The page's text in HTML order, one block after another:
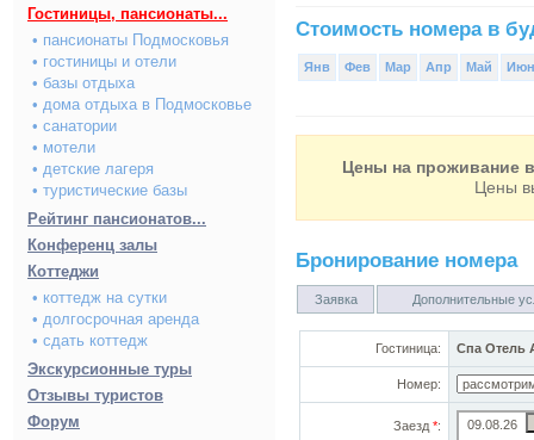
Гостиницы, пансионаты...
• пансионаты Подмосковья
• гостиницы и отели
• базы отдыха
• дома отдыха в Подмосковье
• санатории
• мотели
• детские лагеря
• туристические базы
Рейтинг пансионатов...
Конференц залы
Коттеджи
• коттедж на сутки
• долгосрочная аренда
• сдать коттедж
Экскурсионные туры
Отзывы туристов
Форум
Стоимость номера в
Янв Фев Мар Апр Май Июн
Цены на проживание
Цены
Бронирование номера
Заявка Дополнительные
Гостиница: Спа Отель
Номер:
Заезд *: